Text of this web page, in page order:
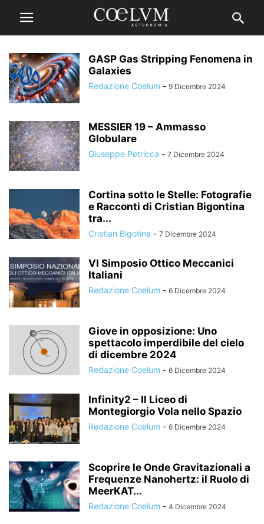
GASP Gas Stripping Fenomena in
Galaxies
Redazione Coelum - 9 Dicembre 2024
MESSIER 19 – Ammasso
Globulare
Giuseppe Petricca - 7 Dicembre 2024
Cortina sotto le Stelle: Fotografie
e Racconti di Cristian Bigontina
tra...
Cristian Bigotina - 7 Dicembre 2024
VI Simposio Ottico Meccanici
Italiani
Redazione Coelum - 6 Dicembre 2024
Giove in opposizione: Uno
spettacolo imperdibile del cielo
di dicembre 2024
Redazione Coelum - 6 Dicembre 2024
Infinity2 – Il Liceo di
Montegiorgio Vola nello Spazio
Redazione Coelum - 6 Dicembre 2024
Scoprire le Onde Gravitazionali a
Frequenze Nanohertz: il Ruolo di
MeerKAT...
Redazione Coelum - 4 Dicembre 2024